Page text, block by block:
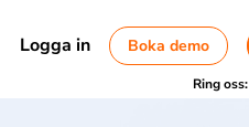
Logga in Boka demo
Ring oss: